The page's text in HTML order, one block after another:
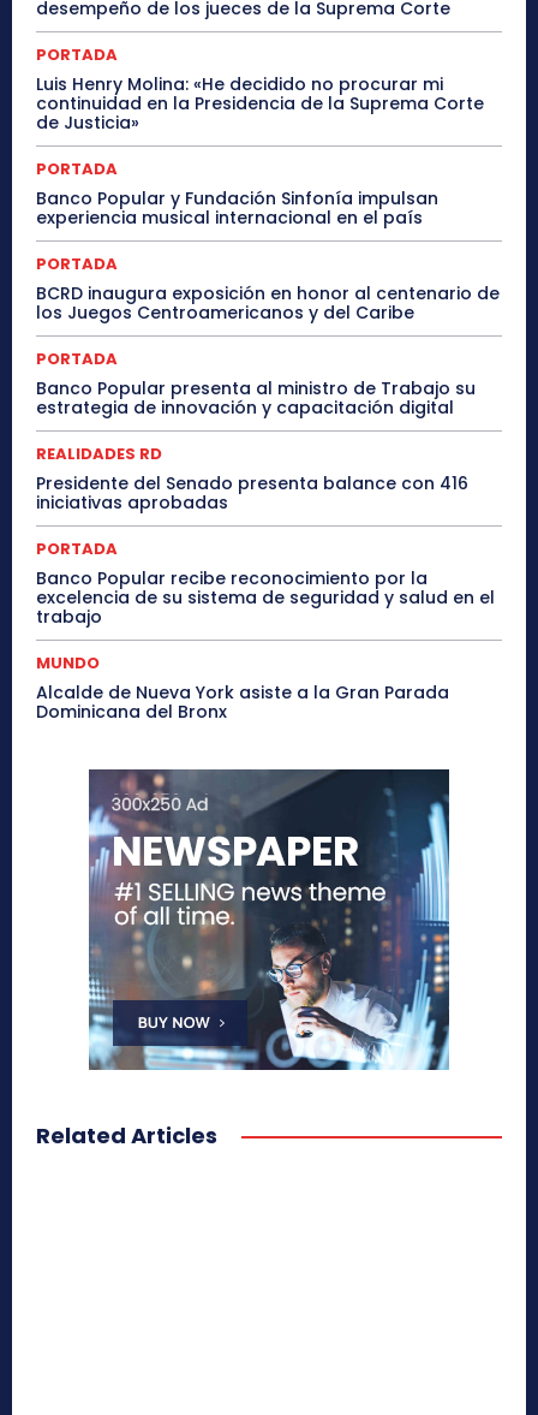
desempeño de los jueces de la Suprema Corte
PORTADA
Luis Henry Molina: «He decidido no procurar mi
continuidad en la Presidencia de la Suprema Corte
de Justicia»
PORTADA
Banco Popular y Fundación Sinfonía impulsan
experiencia musical internacional en el país
PORTADA
BCRD inaugura exposición en honor al centenario de
los Juegos Centroamericanos y del Caribe
PORTADA
Banco Popular presenta al ministro de Trabajo su
estrategia de innovación y capacitación digital
REALIDADES RD
Presidente del Senado presenta balance con 416
iniciativas aprobadas
PORTADA
Banco Popular recibe reconocimiento por la
excelencia de su sistema de seguridad y salud en el
trabajo
MUNDO
Alcalde de Nueva York asiste a la Gran Parada
Dominicana del Bronx
Related Articles